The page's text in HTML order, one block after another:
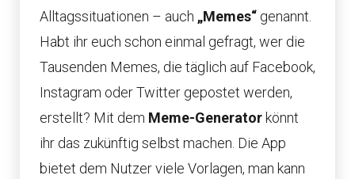
Alltagssituationen – auch „Memes“ genannt.
Habt ihr euch schon einmal gefragt, wer die
Tausenden Memes, die täglich auf Facebook,
Instagram oder Twitter gepostet werden,
erstellt? Mit dem Meme-Generator könnt
ihr das zukünftig selbst machen. Die App
bietet dem Nutzer viele Vorlagen, man kann